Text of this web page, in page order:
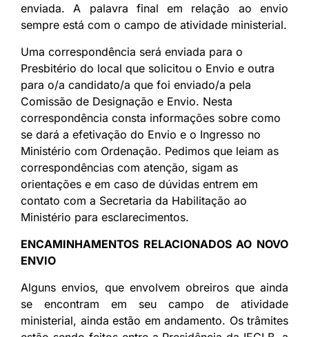
enviada. A palavra final em relação ao envio
sempre está com o campo de atividade ministerial.
Uma correspondência será enviada para o
Presbitério do local que solicitou o Envio e outra
para o/a candidato/a que foi enviado/a pela
Comissão de Designação e Envio. Nesta
correspondência consta informações sobre como
se dará a efetivação do Envio e o Ingresso no
Ministério com Ordenação. Pedimos que leiam as
correspondências com atenção, sigam as
orientações e em caso de dúvidas entrem em
contato com a Secretaria da Habilitação ao
Ministério para esclarecimentos.
ENCAMINHAMENTOS RELACIONADOS AO NOVO
ENVIO
Alguns envios, que envolvem obreiros que ainda
se encontram em seu campo de atividade
ministerial, ainda estão em andamento. Os trâmites